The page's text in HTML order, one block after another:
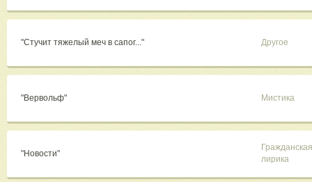
"Стучит тяжелый меч в сапог..." Другое
"Вервольф" Мистика
"Новости"
Гражданская
лирика